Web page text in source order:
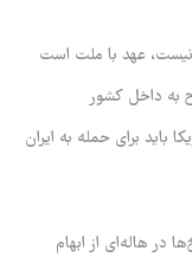
عهد با ملت است
باید برای حمله به ایران
هاله‌ای از ابهام